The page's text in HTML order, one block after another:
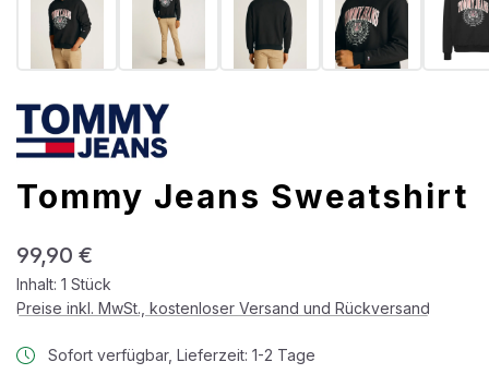
Tommy Jeans Sweatshirt
Regulärer Preis:
99,90 €
Inhalt: 1 Stück
Preise inkl. MwSt., kostenloser Versand und Rückversand
Sofort verfügbar, Lieferzeit: 1-2 Tage